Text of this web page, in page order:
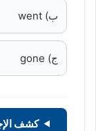
ب) went
ج) gone
كشف